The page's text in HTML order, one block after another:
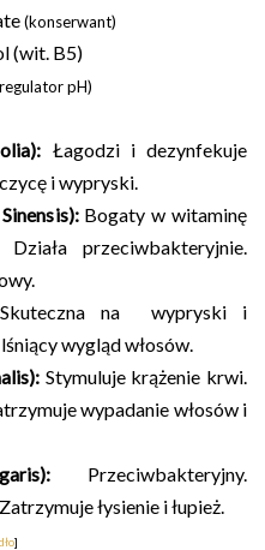
(konserwant)
(wit. B5)
pH)
Łagodzi i dezynfekuje
i wypryski.
Bogaty w witaminę
przeciwbakteryjnie.
na wypryski i
wygląd włosów.
Stymuluje krążenie krwi.
wypadanie włosów i
Przeciwbakteryjny.
łysienie i łupież.
]